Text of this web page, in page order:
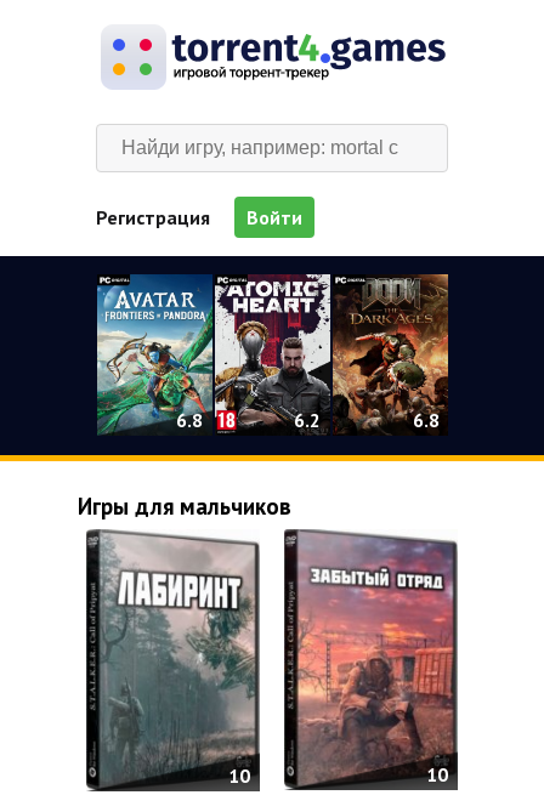
Регистрация Войти
6.8 6.2 6.8
Игры для мальчиков
10
10